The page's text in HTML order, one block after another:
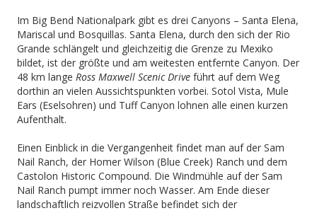
Im Big Bend Nationalpark gibt es drei Canyons – Santa Elena,
Mariscal und Bosquillas. Santa Elena, durch den sich der Rio
Grande schlängelt und gleichzeitig die Grenze zu Mexiko
bildet, ist der größte und am weitesten entfernte Canyon. Der
48 km lange Ross Maxwell Scenic Drive führt auf dem Weg
dorthin an vielen Aussichtspunkten vorbei. Sotol Vista, Mule
Ears (Eselsohren) und Tuff Canyon lohnen alle einen kurzen
Aufenthalt.
Einen Einblick in die Vergangenheit findet man auf der Sam
Nail Ranch, der Homer Wilson (Blue Creek) Ranch und dem
Castolon Historic Compound. Die Windmühle auf der Sam
Nail Ranch pumpt immer noch Wasser. Am Ende dieser
landschaftlich reizvollen Straße befindet sich der